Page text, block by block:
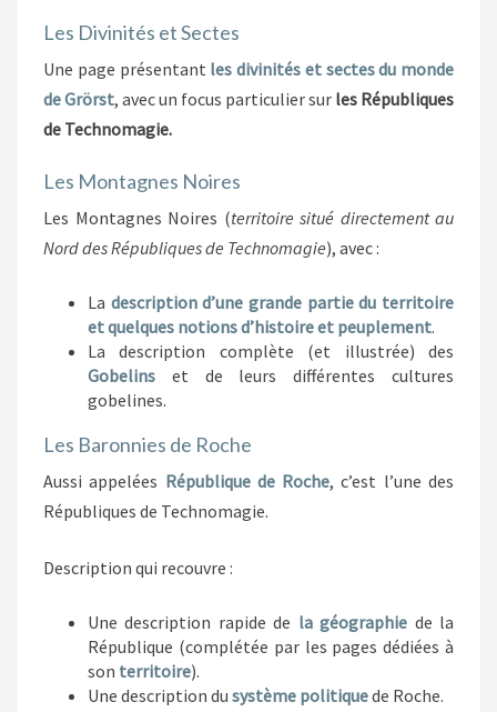
Les Divinités et Sectes
Une page présentant les divinités et sectes du monde
de Grörst, avec un focus particulier sur les Républiques
de Technomagie.
Les Montagnes Noires
Les Montagnes Noires (territoire situé directement au
Nord des Républiques de Technomagie), avec :
La description d’une grande partie du territoire
et quelques notions d’histoire et peuplement.
La description complète (et illustrée) des
Gobelins et de leurs différentes cultures
gobelines.
Les Baronnies de Roche
Aussi appelées République de Roche, c’est l’une des
Républiques de Technomagie.
Description qui recouvre :
Une description rapide de la géographie de la
République (complétée par les pages dédiées à
son territoire).
Une description du système politiquede Roche.